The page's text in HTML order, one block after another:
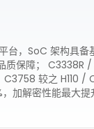
台，SoC 架构具备
质保障； C3338R
较之 H110 /
加解密性能最大